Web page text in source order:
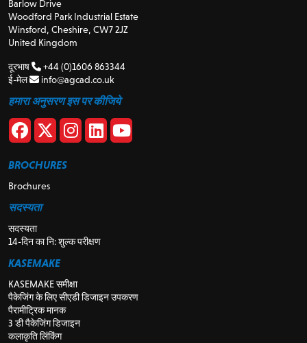
Barlow Drive
Woodford Park Industrial Estate
Winsford, Cheshire, CW7 2JZ
United Kingdom
दूरभाष
+44 (0)1606 863344
ई-मेल
info@agcad.co.uk
हमारा अनुसरण इस पर कीजिये
BROCHURES
Brochures
सदस्यता
सदस्यता
14-दिन का नि: शुल्क परीक्षण
KASEMAKE
KASEMAKE समीक्षा
पैकेजिंग के लिए सीएडी डिजाइन उपकरण
पैरामीट्रिक मानक
3 डी पैकेजिंग डिजाइन
कलाकृति लिंकिंग